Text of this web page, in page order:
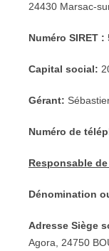
24430 Marsac-
Numéro SIRET :
Capital social:
Gérant:
Numéro de
Responsable
Dénomination
Adresse Siège
Agora, 24750